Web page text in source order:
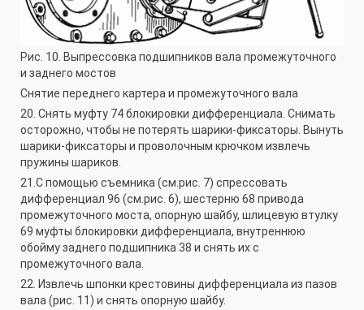
Рис. 10. Выпрессовка подшипников вала промежуточного
и заднего мостов
Снятие переднего картера и промежуточного вала
20. Снять муфту 74 блокировки дифференциала. Снимать
осторожно, чтобы не потерять шарики-фиксаторы. Вынуть
шарики-фиксаторы и проволочным крючком извлечь
пружины шариков.
21.С помощью съемника (см.рис. 7) спрессовать
дифференциал 96 (см.рис. 6), шестерню 68 привода
промежуточного моста, опорную шайбу, шлицевую втулку
69 муфты блокировки дифференциала, внутреннюю
обойму заднего подшипника 38 и снять их с
промежуточного вала.
22. Извлечь шпонки крестовины дифференциала из пазов
вала (рис. 11) и снять опорную шайбу.